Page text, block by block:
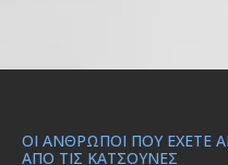
ΟΙ ΆΝΘΡΩΠΟΙ ΠΟΥ ΈΧΕΤΕ
ΑΠΌ ΤΙΣ ΚΑΤΣΟΎΝΕΣ